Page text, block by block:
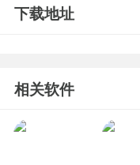
下载地址
相关软件